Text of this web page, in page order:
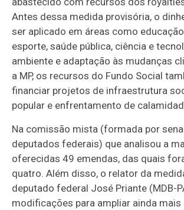
Antes dessa medida provisória, o
ser aplicado em áreas como
esporte, saúde pública, ciência e
ambiente e adaptação às mudanças
a MP, os recursos do Fundo Social
financiar projetos de infraestrutura
popular e enfrentamento de
Na comissão mista (formada por
deputados federais) que analisou a
oferecidas 49 emendas, das quais
quatro. Além disso, o relator da
deputado federal José Priante (MDB-
modificações para ampliar ainda mais